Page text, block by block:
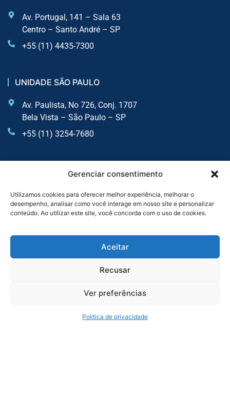
Gerenciar consentimento
Utilizamos cookies para oferecer melhor experiência, melhorar o
desempenho, analisar como você interage em nosso site e personalizar
conteúdo. Ao utilizar este site, você concorda com o uso de cookies.
Aceitar
Recusar
Ver preferências
Política de privacidade
Av. Portugal, 141 – Sala 63
Centro – Santo André – SP
+55 (11) 4435-7300
UNIDADE SÃO PAULO
Av. Paulista, No 726, Conj. 1707
Bela Vista – São Paulo – SP
+55 (11) 3254-7680
UNIDADE SOROCABA
Av. Dr Afonso Vergueiro, 2900 - Sala 6 - Vila Augusta
Sorocaba - SP
+55 (11) 3254-7680
Reforma Tributária Expert